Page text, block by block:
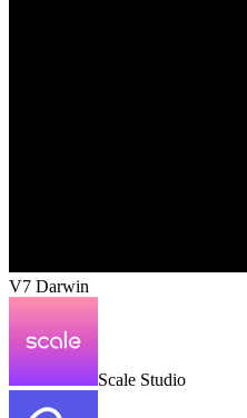
V7 Darwin
Scale Studio